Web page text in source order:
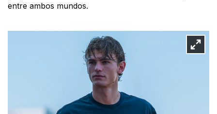
entre ambos mundos.